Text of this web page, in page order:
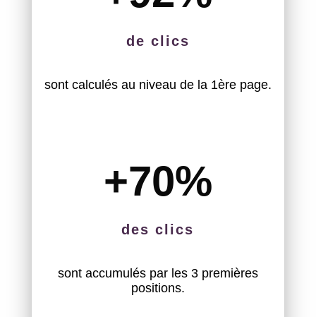
de clics
sont calculés au niveau de la 1ère page.
+70%
des clics
sont accumulés par les 3 premières
positions.